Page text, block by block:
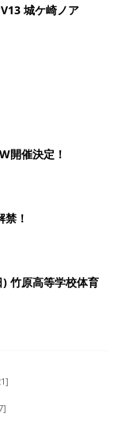
城ケ崎ノア
開催決定！
！
) 竹原高等学校体育